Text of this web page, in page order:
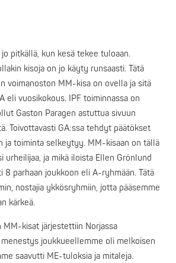
pitkällä, kun kesä tekee tuloaan.
kisoja on jo käyty runsaasti. Tätä
voimanoston MM-kisa on ovella ja sitä
eli vuosikokous. IPF toiminnassa on
Gaston Paragen astuttua sivuun
Toivottavasti GA:ssa tehdyt päätökset
ja toiminta selkeytyy. MM-kisaan on tällä
urheilijaa, ja mikä iloista Ellen Grönlund
8 parhaan joukkoon eli A-ryhmään. Tätä
nostajia ykkösryhmiin, jotta pääsemme
kärkeä.
MM-kisat järjestettiin Norjassa
joukkueellemme oli melkoisen
saavutti ME-tuloksia ja mitaleja.